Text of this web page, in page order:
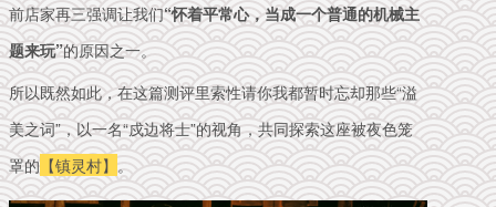
前店家再三强调让我们“怀着平常心，当成一个普通的机械主
题来玩”的原因之一。
所以既然如此，在这篇测评里索性请你我都暂时忘却那些“溢
美之词”，以一名“戍边将士”的视角，共同探索这座被夜色笼
罩的 【镇灵村】 。